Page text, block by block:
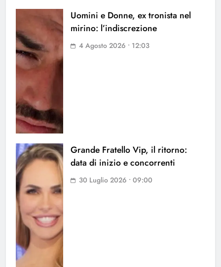
Uomini e Donne, ex tronista nel
mirino: l’indiscrezione
4 Agosto 2026 • 12:03
Grande Fratello Vip, il ritorno:
data di inizio e concorrenti
30 Luglio 2026 • 09:00